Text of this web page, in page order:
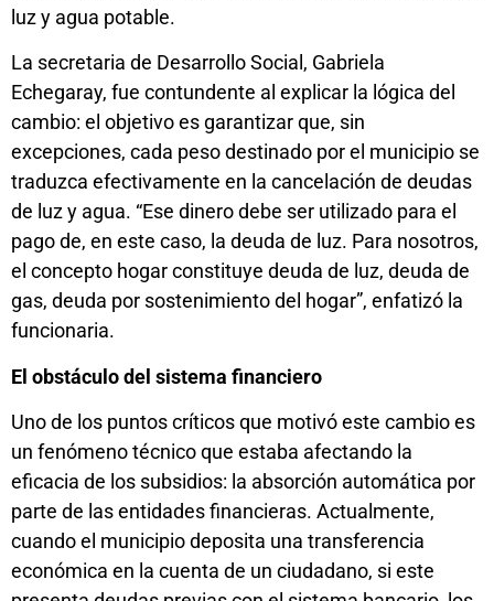
luz y agua potable.
La secretaria de Desarrollo Social, Gabriela
Echegaray, fue contundente al explicar la lógica del
cambio: el objetivo es garantizar que, sin
excepciones, cada peso destinado por el municipio se
traduzca efectivamente en la cancelación de deudas
de luz y agua. “Ese dinero debe ser utilizado para el
pago de, en este caso, la deuda de luz. Para nosotros,
el concepto hogar constituye deuda de luz, deuda de
gas, deuda por sostenimiento del hogar”, enfatizó la
funcionaria.
El obstáculo del sistema financiero
Uno de los puntos críticos que motivó este cambio es
un fenómeno técnico que estaba afectando la
eficacia de los subsidios: la absorción automática por
parte de las entidades financieras. Actualmente,
cuando el municipio deposita una transferencia
económica en la cuenta de un ciudadano, si este